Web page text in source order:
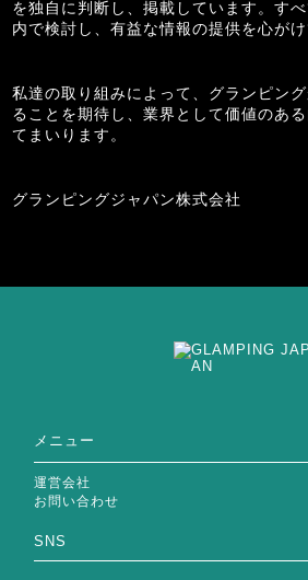
を独自に判断し、掲載しています。す
内で検討し、有益な情報の提供を心がけ
私達の取り組みによって、グランピン
ることを期待し、業界として価値のあ
てまいります。
グランピングジャパン株式会社
メニュー
運営会社
お問い合わせ
SNS